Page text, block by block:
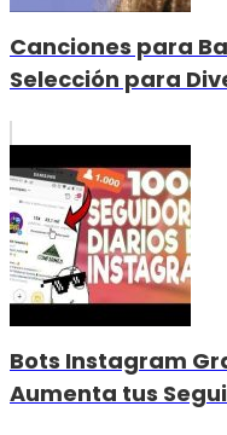
Canciones para
Selección para
Bots Instagram
Aumenta tus